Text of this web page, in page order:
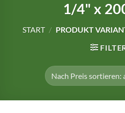
1/4" x
START / PRODUKT